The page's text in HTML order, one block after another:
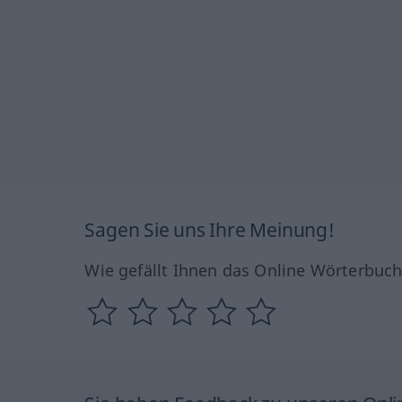
Sagen Sie uns Ihre Meinung!
Wie gefällt Ihnen das Online